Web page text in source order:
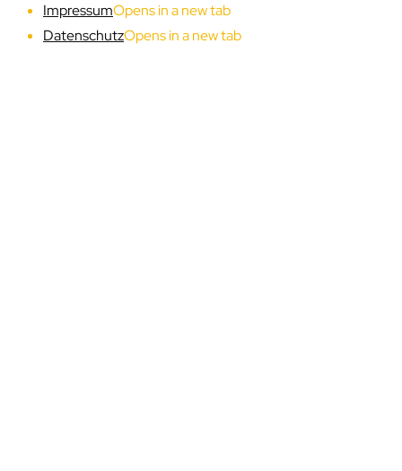
ImpressumOpens in a new tab
DatenschutzOpens in a new tab